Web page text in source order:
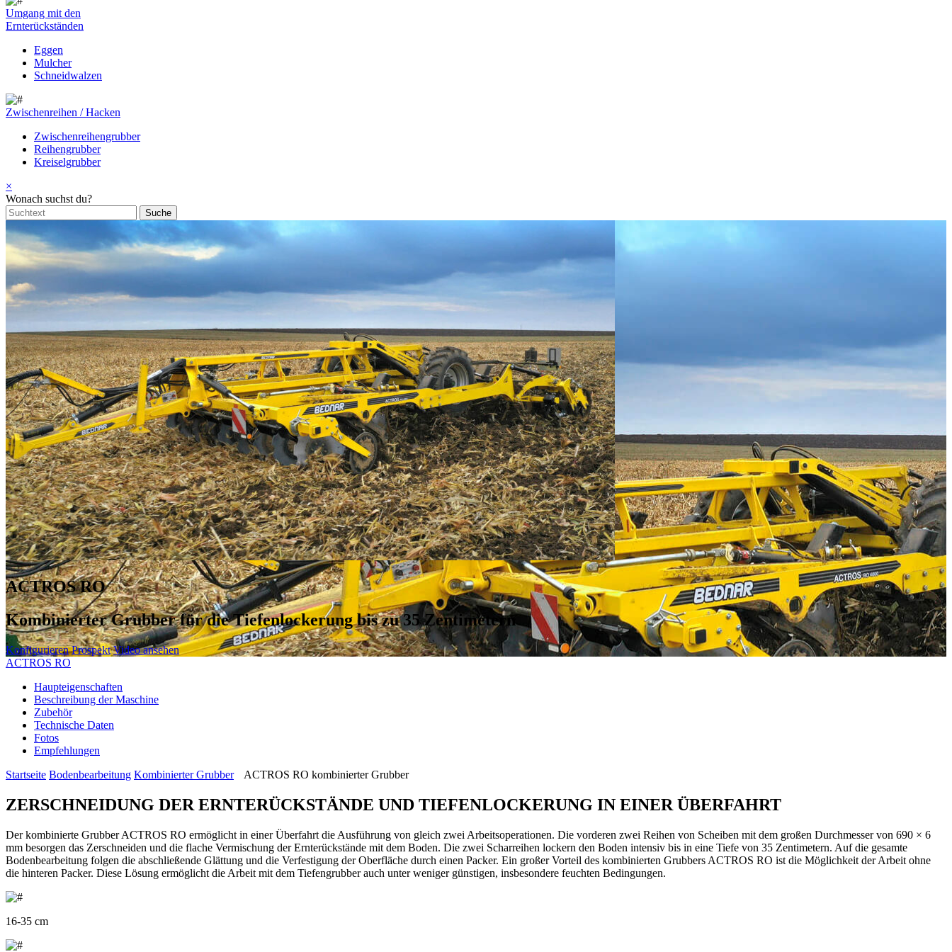
Umgang mit den
Ernterückständen
Eggen
Mulcher
Schneidwalzen
Zwischenreihen / Hacken
Zwischenreihengrubber
Reihengrubber
Kreiselgrubber
×
Wonach suchst du?
ACTROS RO
Kombinierter Grubber für die Tiefenlockerung bis zu 35 Zentimetern
Konfigurieren Prospekt Video ansehen
ACTROS RO
Haupteigenschaften
Beschreibung der Maschine
Zubehör
Technische Daten
Fotos
Empfehlungen
Startseite Bodenbearbeitung Kombinierter Grubber ACTROS RO kombinierter Grubber
ZERSCHNEIDUNG DER ERNTERÜCKSTÄNDE UND TIEFENLOCKERUNG IN EINER ÜBERFAHRT
Der kombinierte Grubber ACTROS RO ermöglicht in einer Überfahrt die Ausführung von gleich zwei Arbeitsoperationen. Die vorderen zwei Reihen von Scheiben mit dem großen Durchmesser von 690 × 6
mm besorgen das Zerschneiden und die flache Vermischung der Ernterückstände mit dem Boden. Die zwei Scharreihen lockern den Boden intensiv bis in eine Tiefe von 35 Zentimetern. Auf die gesamte
Bodenbearbeitung folgen die abschließende Glättung und die Verfestigung der Oberfläche durch einen Packer. Ein großer Vorteil des kombinierten Grubbers ACTROS RO ist die Möglichkeit der Arbeit ohne
die hinteren Packer. Diese Lösung ermöglicht die Arbeit mit dem Tiefengrubber auch unter weniger günstigen, insbesondere feuchten Bedingungen.
16-35 cm